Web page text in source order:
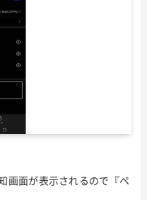
画面が表示されるので『ペ